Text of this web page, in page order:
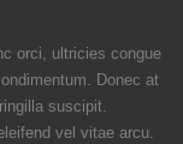
orci, ultricies congue
Donec at
suscipit.
vel vitae arcu.